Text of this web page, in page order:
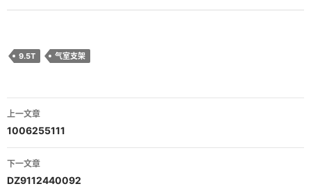
9.5T 气室支架
文
章
导
航
上一文章
1006255111
下一文章
DZ9112440092